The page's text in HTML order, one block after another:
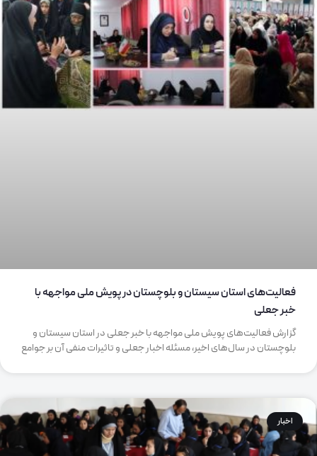
فعالیت‌های استان سیستان و بلوچستان در پویش ملی مواجهه با
خبر جعلی
گزارش فعالیت‌های پویش ملی مواجهه با خبر جعلی در استان سیستان و
بلوچستان در سال‌های اخیر، مسئله اخبار جعلی و تاثیرات منفی آن بر جوامع
اخبار